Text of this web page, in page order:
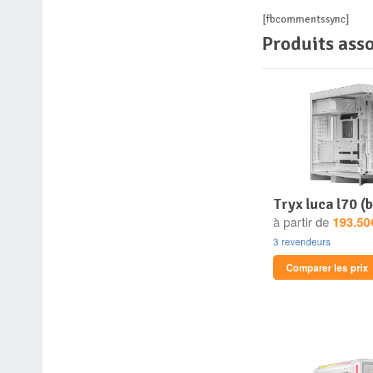
[fbcommentssync]
Produits
tryx luca l70
à partir de
3 revendeurs
Comparer les prix